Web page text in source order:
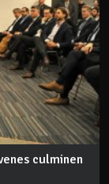
culminen